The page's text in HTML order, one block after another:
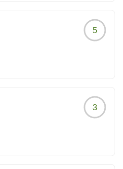
5
3